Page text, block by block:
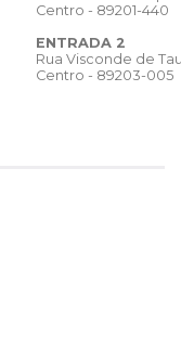
Centro - 89201-440
ENTRADA 2
Rua Visconde de
Centro - 89203-005